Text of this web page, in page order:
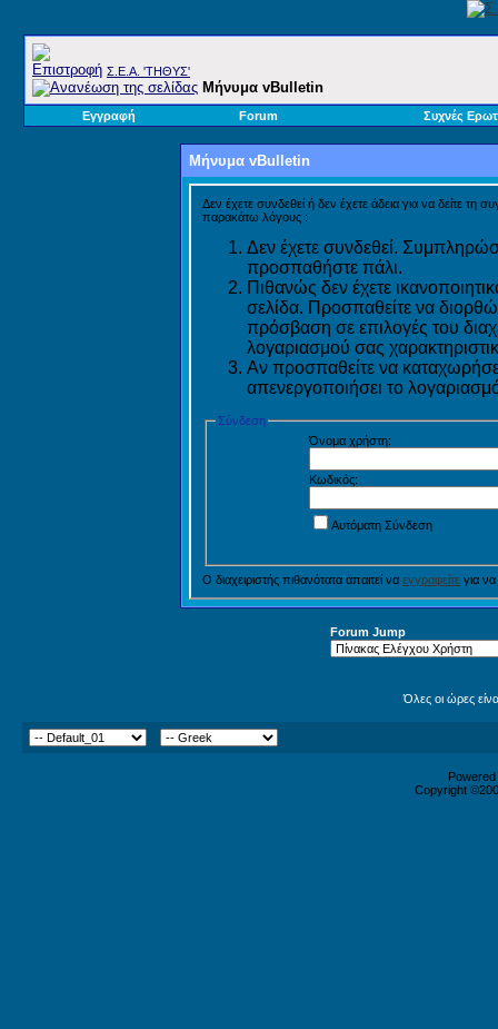
Σ.E.A. 'ΤΗΘΥΣ'
Μήνυμα vBulletin
Εγγραφή Forum Συχνές
Μήνυμα vBulletin
Δεν έχετε συνδεθεί ή δεν έχετε άδεια για να δείτε τη
παρακάτω λόγους :
Δεν έχετε συνδεθεί.
προσπαθήστε πάλι.
Πιθανώς δεν έχετε
σελίδα. Προσπαθείτε να
πρόσβαση σε επιλογές του
λογαριασμού σας
Αν προσπαθείτε να
απενεργοποιήσει το
Σύνδεση
Όνομα χρήστη:
Κωδικός:
Αυτόματη Σύνδεση
Ο διαχειριστής πιθανότατα απαιτεί να εγγραφείτε για
Forum Jump
Όλες οι ώρες
Copyright